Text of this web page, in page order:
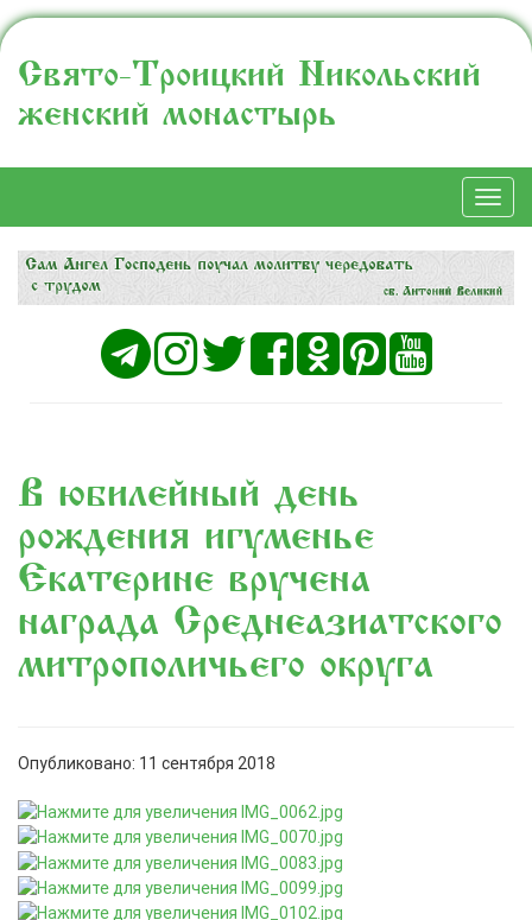
Свято-Троицкий Никольский
женский монастырь
В юбилейный день
рождения игуменье
Екатерине вручена
награда Среднеазиатского
митрополичьего округа
Опубликовано: 11 сентября 2018